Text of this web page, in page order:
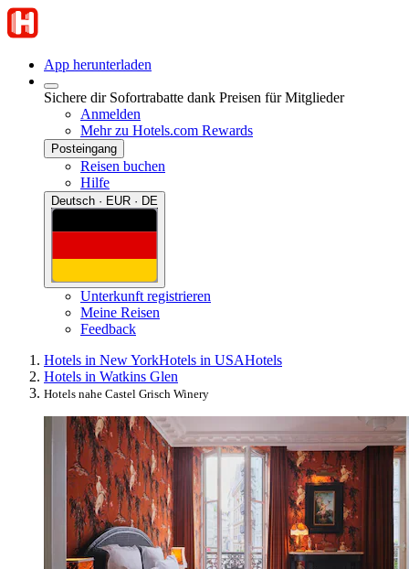
App herunterladen
Sichere dir Sofortrabatte dank Preisen für Mitglieder
Anmelden
Mehr zu Hotels.com Rewards
Posteingang
Reisen buchen
Hilfe
Deutsch · EUR · DE
Unterkunft registrieren
Meine Reisen
Feedback
Hotels in New YorkHotels in USAHotels
Hotels in Watkins Glen
Hotels nahe Castel Grisch Winery